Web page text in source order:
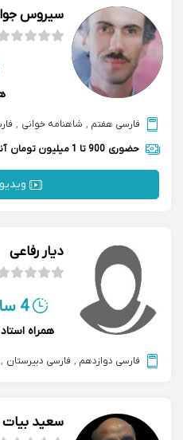
سیروس
فارسی هفتم , شاهنامه خوانی ,
حضوری 900 تا 1 میلیون تومان
دیار رفاعی
4 سال
همراه
فارسی دوازدهم , فارسی دبیرستان ,
سعید بیات